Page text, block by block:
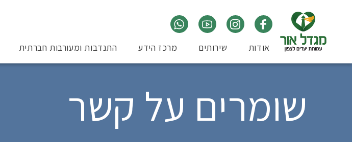
אודות שירותים מרכז הידע התנדבות ומעורבות חברתית
שומרים על קשר